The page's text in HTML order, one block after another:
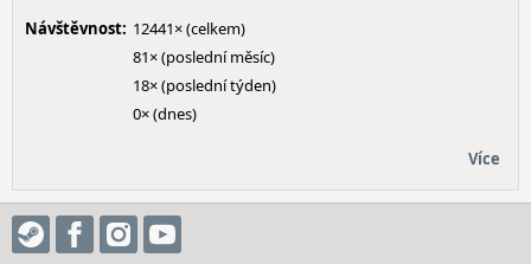
Návštěvnost: 12441× (celkem)
81× (poslední měsíc)
18× (poslední týden)
0× (dnes)
Více